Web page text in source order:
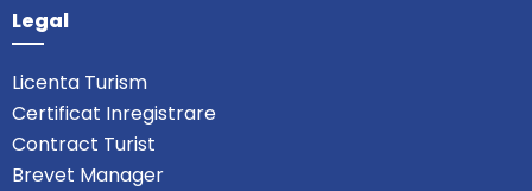
Legal
Licenta Turism
Certificat Inregistrare
Contract Turist
Brevet Manager